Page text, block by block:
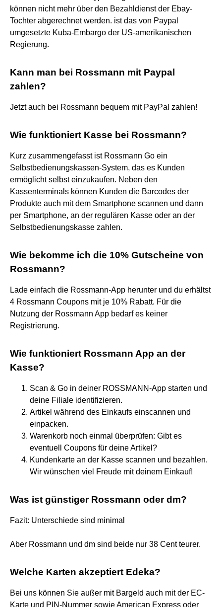
können nicht mehr über den Bezahldienst der Ebay-
Tochter abgerechnet werden. ist das von Paypal
umgesetzte Kuba-Embargo der US-amerikanischen
Regierung.
Kann man bei Rossmann mit Paypal
zahlen?
Jetzt auch bei Rossmann bequem mit PayPal zahlen!
Wie funktioniert Kasse bei Rossmann?
Kurz zusammengefasst ist Rossmann Go ein
Selbstbedienungskassen-System, das es Kunden
ermöglicht selbst einzukaufen. Neben den
Kassenterminals können Kunden die Barcodes der
Produkte auch mit dem Smartphone scannen und dann
per Smartphone, an der regulären Kasse oder an der
Selbstbedienungskasse zahlen.
Wie bekomme ich die 10% Gutscheine von
Rossmann?
Lade einfach die Rossmann-App herunter und du erhältst
4 Rossmann Coupons mit je 10% Rabatt. Für die
Nutzung der Rossmann App bedarf es keiner
Registrierung.
Wie funktioniert Rossmann App an der
Kasse?
Scan & Go in deiner ROSSMANN-App starten und
deine Filiale identifizieren.
Artikel während des Einkaufs einscannen und
einpacken.
Warenkorb noch einmal überprüfen: Gibt es
eventuell Coupons für deine Artikel?
Kundenkarte an der Kasse scannen und bezahlen.
Wir wünschen viel Freude mit deinem Einkauf!
Was ist günstiger Rossmann oder dm?
Fazit: Unterschiede sind minimal
Aber Rossmann und dm sind beide nur 38 Cent teurer.
Welche Karten akzeptiert Edeka?
Bei uns können Sie außer mit Bargeld auch mit der EC-
Karte und PIN-Nummer sowie American Express oder